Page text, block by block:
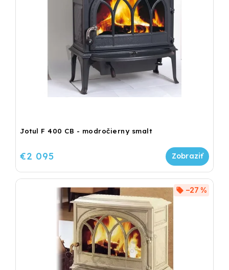
Jotul F 400 CB - modročierny smalt
€2 095
–27 %